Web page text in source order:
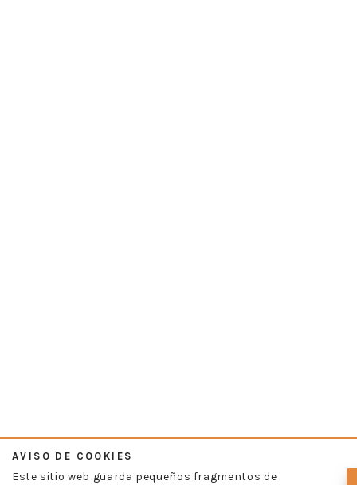
AVISO DE COOKIES
Este sitio web guarda pequeños fragmentos de